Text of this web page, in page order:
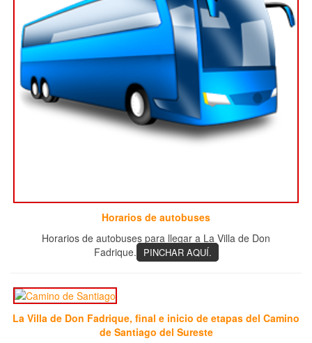
Horarios de autobuses
Horarios de autobuses para llegar a La Villa de Don
Fadrique.
PINCHAR AQUÍ.
La Villa de Don Fadrique, final e inicio de etapas del Camino
de Santiago del Sureste